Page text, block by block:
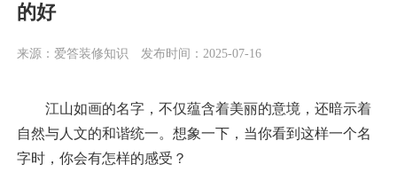
的好
来源：爱答装修知识 发布时间：2025-07-16
江山如画的名字，不仅蕴含着美丽的意境，还暗示着
自然与人文的和谐统一。想象一下，当你看到这样一个名
字时，你会有怎样的感受？